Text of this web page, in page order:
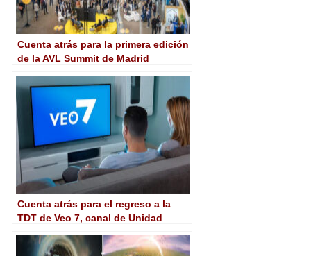
Cuenta atrás para la primera edición
de la AVL Summit de Madrid
Cuenta atrás para el regreso a la
TDT de Veo 7, canal de Unidad